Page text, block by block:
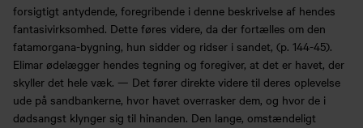
forsigtigt antydende, foregribende i denne beskrivelse af hendes
fantasivirksomhed. Dette føres videre, da der fortælles om den
fatamorgana-bygning, hun sidder og ridser i sandet, (p. 144-45).
Elimar ødelægger hendes tegning og foregiver, at det er havet, der
skyller det hele væk. — Det fører direkte videre til deres oplevelse
ude på sandbankerne, hvor havet overrasker dem, og hvor de i
dødsangst klynger sig til hinanden. Den lange, omstændeligt